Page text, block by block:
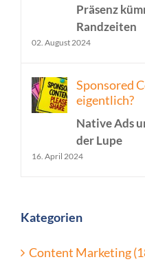
Präsenz
Randzeiten
02. August 2024
Sponsored
eigentlich?
Native Ads
der Lupe
16. April 2024
Kategorien
Content Marketing